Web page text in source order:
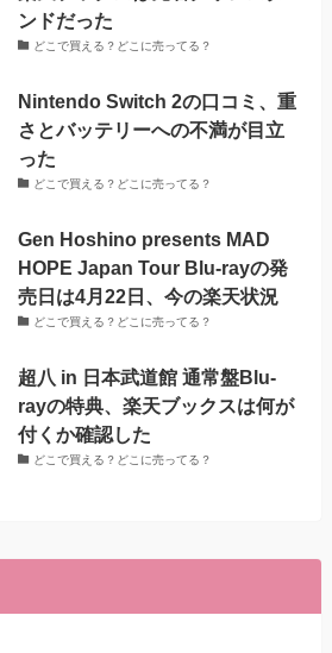
ンドだった
どこで買える？どこに売ってる？
Nintendo Switch 2の口コミ、重
さとバッテリーへの不満が目立
った
どこで買える？どこに売ってる？
Gen Hoshino presents MAD
HOPE Japan Tour Blu-rayの発
売日は4月22日、今の楽天状況
どこで買える？どこに売ってる？
超八 in 日本武道館 通常盤Blu-
rayの特典、楽天ブックスは何が
付くか確認した
どこで買える？どこに売ってる？